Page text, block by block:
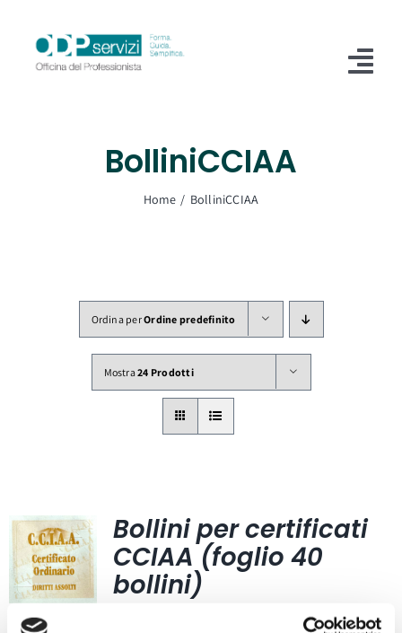
contenuto
BolliniCCIAA
Home BolliniCCIAA
Ordina perOrdine predefinito
Mostra24 Prodotti
Bollini per certificati
CCIAA (foglio 40
bollini)